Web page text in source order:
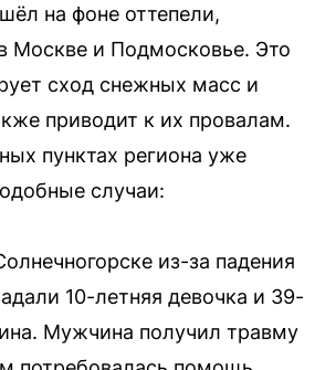
на фоне оттепели,
Москве и Подмосковье. Это
сход снежных масс и
приводит к их провалам.
пунктах региона уже
случаи:
из-за падения
10-летняя девочка и 39-
Мужчина получил травму